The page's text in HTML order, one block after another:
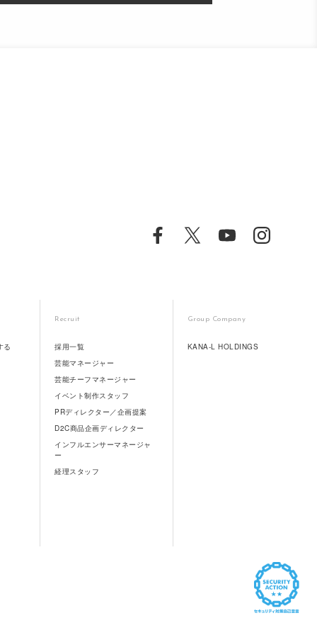
る
Recruit
採用一覧
芸能マネージャー
芸能チーフマネージャー
イベント制作スタッフ
PRディレクター／企画提案
D2C商品企画ディレクター
インフルエンサーマネージャ
ー
経理スタッフ
Group Company
KANA-L HOLDINGS